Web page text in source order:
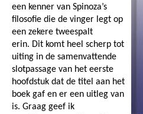
een kenner van Spinoza’s
filosofie die de vinger legt op
een zekere tweespalt
erin. Dit komt heel scherp tot
uiting in de samenvattende
slotpassage van het eerste
hoofdstuk dat de titel aan het
boek gaf en er een uitleg van
is. Graag geef ik